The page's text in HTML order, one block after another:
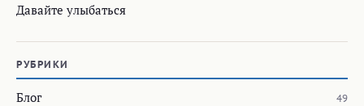
Давайте улыбаться
РУБРИКИ
Блог 49